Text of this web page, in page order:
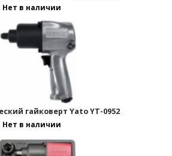
Нет в наличии
гайковерт Yato YT-0952
Нет в наличии
Страницы: